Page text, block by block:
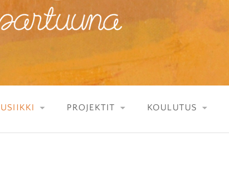
MUSIIKKIA
PROJEKTIT
LAVATANSSIT
KOULUTUS
MINDFULNESS